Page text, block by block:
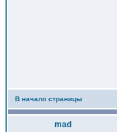
В начало страницы
mad